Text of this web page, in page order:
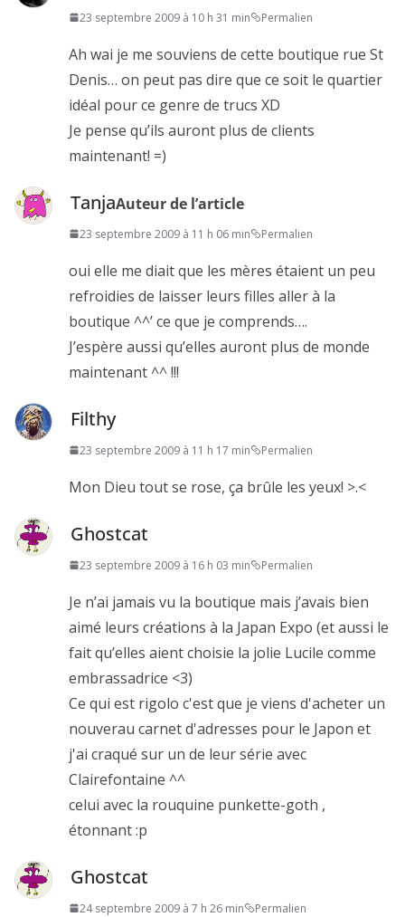
23 septembre 2009 à 10 h 31 min Permalien
Ah wai je me souviens de cette boutique rue St
Denis… on peut pas dire que ce soit le quartier
idéal pour ce genre de trucs XD
Je pense qu’ils auront plus de clients
maintenant! =)
TanjaAuteur de l’article
23 septembre 2009 à 11 h 06 min Permalien
oui elle me diait que les mères étaient un peu
refroidies de laisser leurs filles aller à la
boutique ^^’ ce que je comprends….
J’espère aussi qu’elles auront plus de monde
maintenant ^^ !!!
Filthy
23 septembre 2009 à 11 h 17 min Permalien
Mon Dieu tout se rose, ça brûle les yeux! >.<
Ghostcat
23 septembre 2009 à 16 h 03 min Permalien
Je n’ai jamais vu la boutique mais j’avais bien
aimé leurs créations à la Japan Expo (et aussi le
fait qu’elles aient choisie la jolie Lucile comme
embrassadrice <3)
Ce qui est rigolo c'est que je viens d'acheter un
nouverau carnet d'adresses pour le Japon et
j'ai craqué sur un de leur série avec
Clairefontaine ^^
celui avec la rouquine punkette-goth ,
étonnant :p
Ghostcat
24 septembre 2009 à 7 h 26 min Permalien